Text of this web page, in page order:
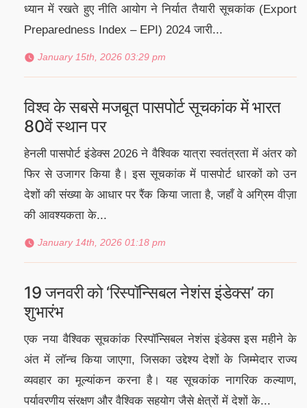
ध्यान में रखते हुए नीति आयोग ने निर्यात तैयारी सूचकांक (Export
Preparedness Index – EPI) 2024 जारी...
January 15th, 2026 03:29 pm
विश्व के सबसे मजबूत पासपोर्ट सूचकांक में भारत
80वें स्थान पर
हेनली पासपोर्ट इंडेक्स 2026 ने वैश्विक यात्रा स्वतंत्रता में अंतर को
फिर से उजागर किया है। इस सूचकांक में पासपोर्ट धारकों को उन
देशों की संख्या के आधार पर रैंक किया जाता है, जहाँ वे अग्रिम वीज़ा
की आवश्यकता के...
January 14th, 2026 01:18 pm
19 जनवरी को ‘रिस्पॉन्सिबल नेशंस इंडेक्स’ का
शुभारंभ
एक नया वैश्विक सूचकांक रिस्पॉन्सिबल नेशंस इंडेक्स इस महीने के
अंत में लॉन्च किया जाएगा, जिसका उद्देश्य देशों के जिम्मेदार राज्य
व्यवहार का मूल्यांकन करना है। यह सूचकांक नागरिक कल्याण,
पर्यावरणीय संरक्षण और वैश्विक सहयोग जैसे क्षेत्रों में देशों के...